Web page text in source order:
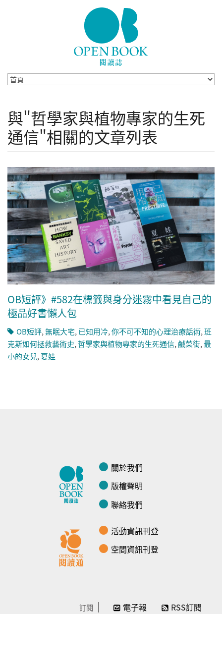
與"哲學家與植物專家的生死
通信"相關的文章列表
OB短評》#582在標籤與身分迷霧中看見自己的
極品好書懶人包
OB短評,無眠大宅,已知用冷,你不可不知的心理治療話術,班
克斯如何拯救藝術史,哲學家與植物專家的生死通信,鹹菜街,最
小的女兒,夏娃
關於我們
版權聲明
聯絡我們
活動資訊刊登
空間資訊刊登
訂閱 電子報 RSS訂閱